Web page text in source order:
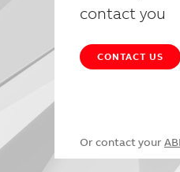
contact you
CONTACT US
Or contact your